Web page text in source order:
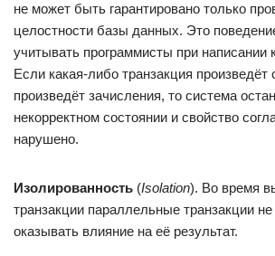
не может быть гарантировано только
целостности базы данных. Это
учитывать программисты при написании
Если какая-либо транзакция произведёт
произведёт зачисления, то система
некорректном состоянии и свойство
нарушено.
Изолированность (Isolation). Во время
транзакции параллельные транзакции
оказывать влияние на её результат.